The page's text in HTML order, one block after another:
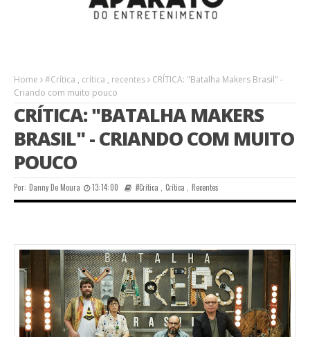
Home #Crítica , crítica , recentes
CRÍTICA: "Batalha Makers Brasil" -
Criando com muito pouco
CRÍTICA: "BATALHA MAKERS
BRASIL" - CRIANDO COM MUITO
POUCO
Por: Danny De Moura 13:14:00 #Crítica ,Crítica Recentes